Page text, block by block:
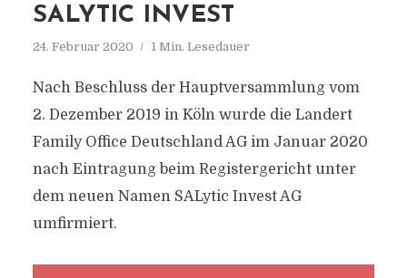
SALYTIC INVEST
24. Februar 2020 1 Min. Lesedauer
Nach Beschluss der Hauptversammlung vom
2. Dezember 2019 in Köln wurde die Landert
Family Office Deutschland AG im Januar 2020
nach Eintragung beim Registergericht unter
dem neuen Namen SALytic Invest AG
umfirmiert.